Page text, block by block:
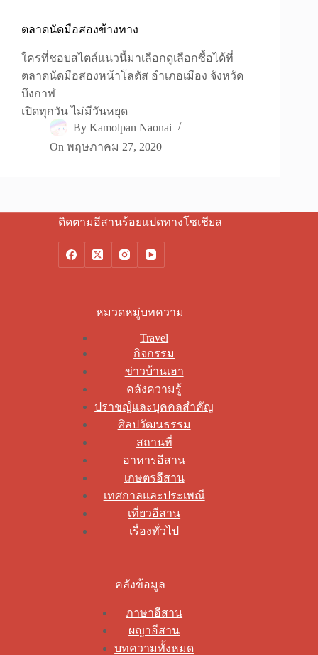
ตลาดนัดมือสองข้างทาง
ใครที่ชอบสไตล์แนวนี้มาเลือกดูเลือกซื้อได้ที่
ตลาดนัดมือสองหน้าโลตัส อำเภอเมือง จังหวัด
บึงกาฬ
เปิดทุกวัน ไม่มีวันหยุด
By Kamolpan Naonai
On พฤษภาคม 27, 2020
ติดตามอีสานร้อยแปดทางโซเชียล
หมวดหมู่บทความ
Travel
กิจกรรม
ข่าวบ้านเฮา
คลังความรู้
ปราชญ์และบุคคลสำคัญ
ศิลปวัฒนธรรม
สถานที่
อาหารอีสาน
เกษตรอีสาน
เทศกาลและประเพณี
เที่ยวอีสาน
เรื่องทั่วไป
คลังข้อมูล
ภาษาอีสาน
ผญาอีสาน
บทความทั้งหมด